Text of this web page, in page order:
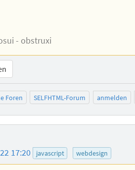
- obstruxi
Foren SELFHTML-Forum anmelden
17:20 javascript webdesign